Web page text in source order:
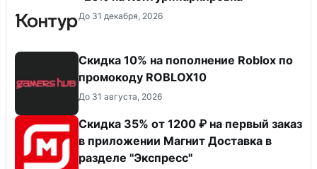
До 31 декабря, 2026
Скидка 10% на пополнение Roblox по
промокоду ROBLOX10
До 31 августа, 2026
Скидка 35% от 1200 ₽ на первый заказ
в приложении Магнит Доставка в
разделе "Экспресс"